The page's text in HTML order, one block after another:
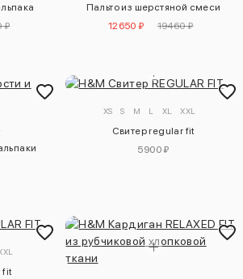
₽
Пальто из шерстяной смеси
12650 ₽
19460 ₽
XS S M L XL XXL
Свитер regular fit
5900 ₽
fit